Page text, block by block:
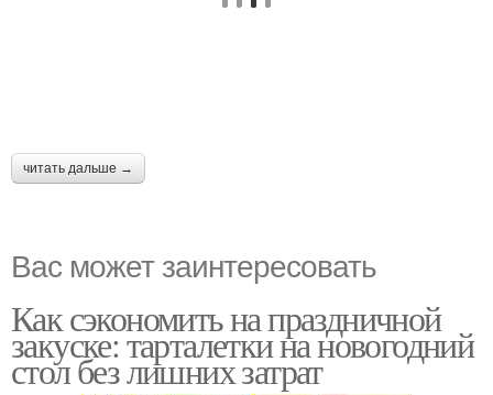
читать дальше →
Вас может заинтересовать
Как сэкономить на праздничной
закуске: тарталетки на новогодний
стол без лишних затрат